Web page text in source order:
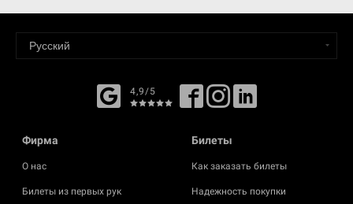
4,9/5
Фирма
О нас
Билеты из первых рук
Билеты
Как заказать билеты
Надежность покупки